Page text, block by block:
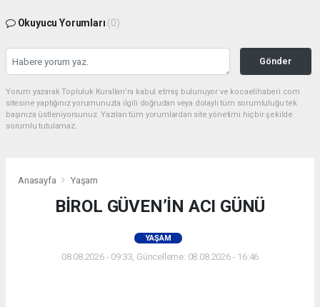
Okuyucu Yorumları (0)
Gönder
Yorum yazarak Topluluk Kuralları’nı kabul etmiş bulunuyor ve kocaelihaberi.com
sitesine yaptığınız yorumunuzla ilgili doğrudan veya dolaylı tüm sorumluluğu tek
başınıza üstleniyorsunuz. Yazılan tüm yorumlardan site yönetimi hiçbir şekilde
sorumlu tutulamaz.
Anasayfa Yaşam
BİROL GÜVEN’İN ACI GÜNÜ
YAŞAM
08.08.2026 - 09:33, Güncelleme: 08.08.2026 - 16:46